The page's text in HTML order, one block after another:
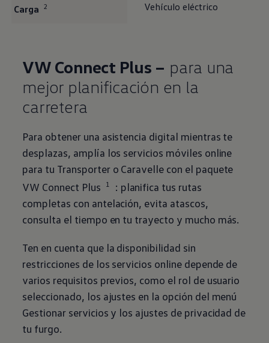
Carga 2 Vehículo eléctrico
VW Connect Plus – para una
mejor planificación en la
carretera
Para obtener una asistencia digital mientras te
desplazas, amplía los servicios móviles online
para tu Transportero Caravelle con el paquete
VW Connect Plus
1
: planifica tus rutas
completas con antelación, evita atascos,
consulta el tiempo en tu trayecto y mucho más.
Ten en cuenta que la disponibilidad sin
restricciones de los servicios online depende de
varios requisitos previos, como el rol de usuario
seleccionado, los ajustes en la opción del menú
Gestionar servicios y los ajustes de privacidad de
tu furgo.